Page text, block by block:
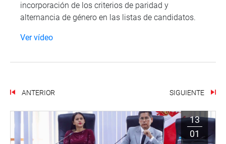
incorporación de los criterios de paridad y
alternancia de género en las listas de candidatos.
Ver vídeo
ANTERIOR SIGUIENTE
13
01